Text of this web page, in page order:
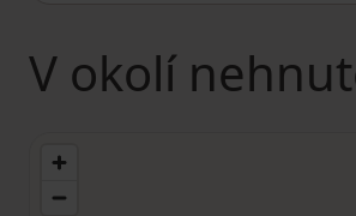
V okolí